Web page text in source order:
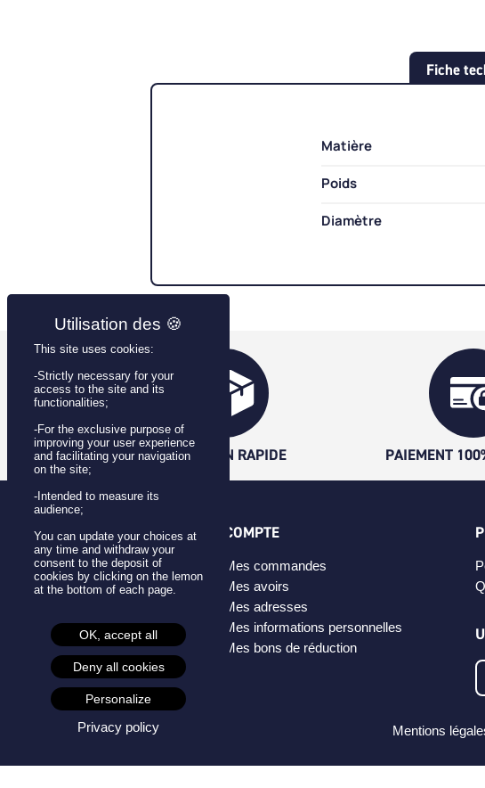
Fiche
Matière
Poids
Diamètre
LIVRAISON RAPIDE PAIEMENT
CATÉGORIES
Badges
Pins
Créateurs
COMPTE
Mes commandes
Mes avoirs
Mes adresses
Mes informations personnelles
Mes bons de réduction
Mentions
This site uses cookies:
-Strictly necessary for your
access to the site and its
functionalities;
-For the exclusive purpose of
improving your user experience
and facilitating your navigation
on the site;
-Intended to measure its
audience;
You can update your choices at
any time and withdraw your
consent to the deposit of
cookies by clicking on the lemon
at the bottom of each page.
OK, accept all
Deny all cookies
Personalize
Privacy policy